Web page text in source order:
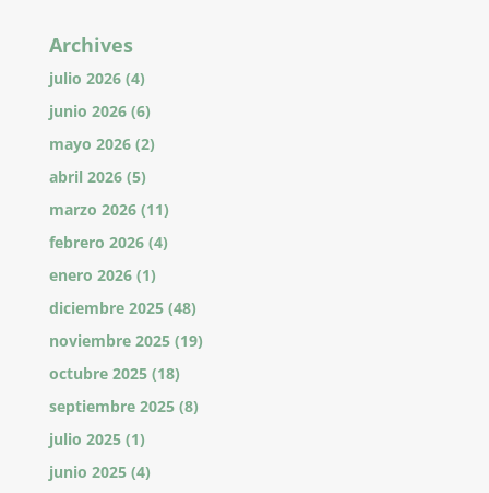
Archives
julio 2026(4)
junio 2026(6)
mayo 2026(2)
abril 2026(5)
marzo 2026(11)
febrero 2026(4)
enero 2026(1)
diciembre 2025(48)
noviembre 2025(19)
octubre 2025(18)
septiembre 2025(8)
julio 2025(1)
junio 2025(4)